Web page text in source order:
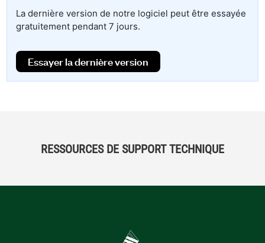
La dernière version de notre logiciel peut être essayée
gratuitement pendant 7 jours.
Essayer la dernière version
RESSOURCES DE SUPPORT TECHNIQUE